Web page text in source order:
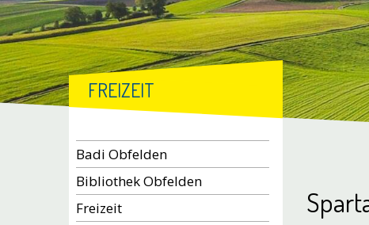
Subnavigation
FREIZEIT
Badi Obfelden
Bibliothek Obfelden
Freizeit